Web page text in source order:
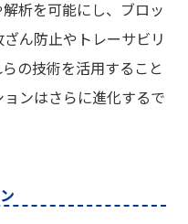
析を可能にし、ブロッ
ん防止やトレーサビリ
の技術を活用すること
ンはさらに進化するで